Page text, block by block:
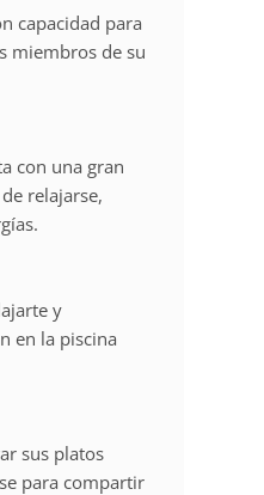
capacidad para
miembros de su
con una gran
relajarse,
y
en la piscina
sus platos
para compartir